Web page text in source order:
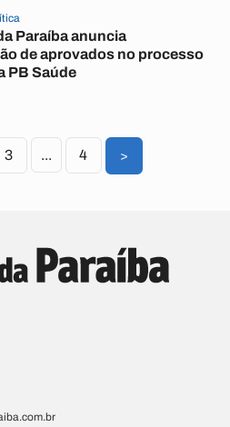
Paraíba anuncia
de aprovados no processo
PB Saúde
3 ... 4 >